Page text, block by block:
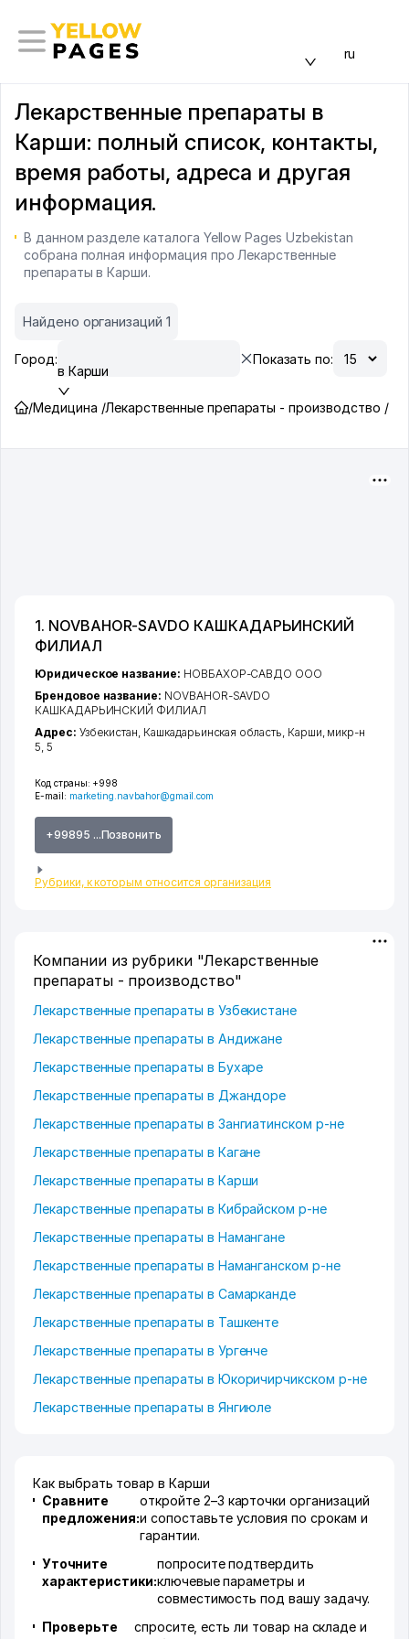
ru
Лекарственные препараты в
Карши: полный список, контакты,
время работы, адреса и другая
информация.
В данном разделе каталога Yellow Pages Uzbekistan
собрана полная информация про Лекарственные
препараты в Карши.
Найдено организаций 1
Город:
в Карши
Показать по:
/Медицина /Лекарственные препараты - производство /
1. NOVBAHOR-SAVDO КАШКАДАРЬИНСКИЙ
ФИЛИАЛ
Код страны: +998
E-mail: marketing.navbahor@gmail.com
+99895 ...Позвонить
Рубрики, к которым относится организация
Юридическое название: НОВБАХОР-САВДО ООО
Брендовое название: NOVBAHOR-SAVDO
КАШКАДАРЬИНСКИЙ ФИЛИАЛ
Адрес: Узбекистан, Кашкадарьинская область, Карши, микр-н
5, 5
Компании из рубрики "Лекарственные
препараты - производство"
Лекарственные препараты в Узбекистане
Лекарственные препараты в Андижане
Лекарственные препараты в Бухаре
Лекарственные препараты в Джандоре
Лекарственные препараты в Зангиатинском р-не
Лекарственные препараты в Кагане
Лекарственные препараты в Карши
Лекарственные препараты в Кибрайском р-не
Лекарственные препараты в Намангане
Лекарственные препараты в Наманганском р-не
Лекарственные препараты в Самарканде
Лекарственные препараты в Ташкенте
Лекарственные препараты в Ургенче
Лекарственные препараты в Юкоричирчикском р-не
Лекарственные препараты в Янгиюле
Как выбрать товар в Карши
Сравните
предложения:
откройте 2–3 карточки организаций
и сопоставьте условия по срокам и
гарантии.
Уточните
характеристики:
попросите подтвердить
ключевые параметры и
совместимость под вашу задачу.
Проверьте
спросите, есть ли товар на складе и